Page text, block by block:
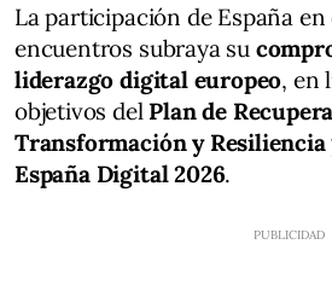
La participación de España
encuentros subraya su
liderazgo digital europeo, en
objetivos del Plan de
Transformación y Resiliencia
España Digital 2026.